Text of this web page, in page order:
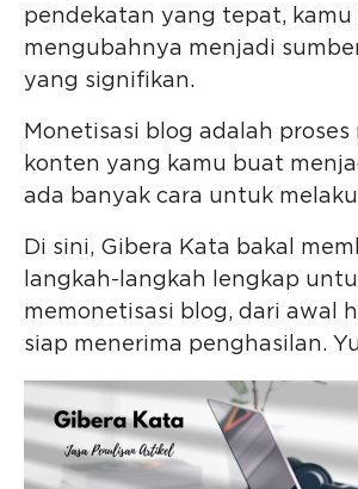
pendekatan yang tepat, kamu
mengubahnya menjadi
yang signifikan.
Monetisasi blog adalah
konten yang kamu buat
ada banyak cara untuk
Di sini, Gibera Kata bakal
langkah-langkah lengkap
memonetisasi blog, dari awal
siap menerima penghasilan.